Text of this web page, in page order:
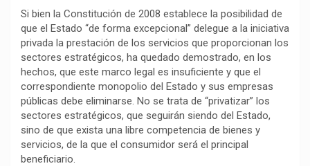
Si bien la Constitución de 2008 establece la posibilidad de
que el Estado “de forma excepcional” delegue a la iniciativa
privada la prestación de los servicios que proporcionan los
sectores estratégicos, ha quedado demostrado, en los
hechos, que este marco legal es insuficiente y que el
correspondiente monopolio del Estado y sus empresas
públicas debe eliminarse. No se trata de “privatizar” los
sectores estratégicos, que seguirán siendo del Estado,
sino de que exista una libre competencia de bienes y
servicios, de la que el consumidor será el principal
beneficiario.